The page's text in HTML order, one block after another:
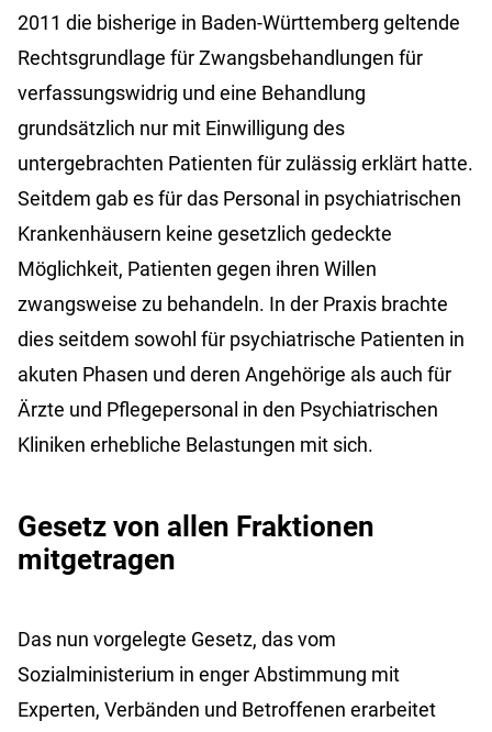
2011 die bisherige in Baden-Württemberg geltende
Rechtsgrundlage für Zwangsbehandlungen für
verfassungswidrig und eine Behandlung
grundsätzlich nur mit Einwilligung des
untergebrachten Patienten für zulässig erklärt hatte.
Seitdem gab es für das Personal in psychiatrischen
Krankenhäusern keine gesetzlich gedeckte
Möglichkeit, Patienten gegen ihren Willen
zwangsweise zu behandeln. In der Praxis brachte
dies seitdem sowohl für psychiatrische Patienten in
akuten Phasen und deren Angehörige als auch für
Ärzte und Pflegepersonal in den Psychiatrischen
Kliniken erhebliche Belastungen mit sich.
Gesetz von allen Fraktionen
mitgetragen
Das nun vorgelegte Gesetz, das vom
Sozialministerium in enger Abstimmung mit
Experten, Verbänden und Betroffenen erarbeitet